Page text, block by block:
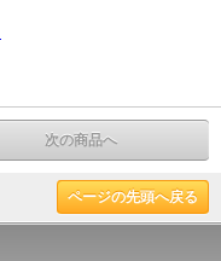
次の商品へ
ページの先頭へ戻る